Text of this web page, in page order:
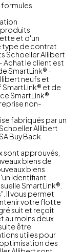
formules
et d'un
type de contrat
Schoeller Allibert
Achat le client est
SmartLink® -
neufs et
et de
SmartLink®
non-
fabriqués par un
Allibert
Buy Back
sont approuvés,
biens de
biens
identifiant
SmartLink®.
Il vous permet
votre flotte
suit et reçoit
au moins deux
être
utiles pour
des